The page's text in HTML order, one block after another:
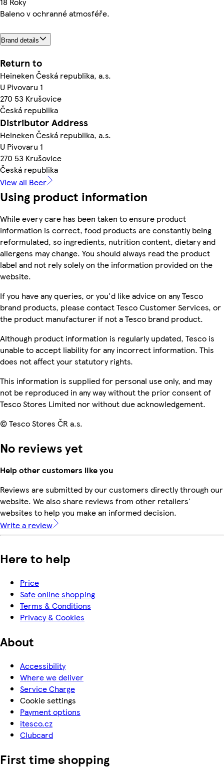
Baleno v ochranné atmosféře.
Brand details
Return to
Heineken Česká republika, a.s.
U Pivovaru 1
270 53 Krušovice
Česká republika
Distributor Address
Heineken Česká republika, a.s.
U Pivovaru 1
270 53 Krušovice
Česká republika
View all Beer
Using product information
While every care has been taken to ensure product
information is correct, food products are constantly being
reformulated, so ingredients, nutrition content, dietary and
allergens may change. You should always read the product
label and not rely solely on the information provided on the
website.
If you have any queries, or you'd like advice on any Tesco
brand products, please contact Tesco Customer Services, or
the product manufacturer if not a Tesco brand product.
Although product information is regularly updated, Tesco is
unable to accept liability for any incorrect information. This
does not affect your statutory rights.
This information is supplied for personal use only, and may
not be reproduced in any way without the prior consent of
Tesco Stores Limited nor without due acknowledgement.
© Tesco Stores ČR a.s.
No reviews yet
Help other customers like you
Reviews are submitted by our customers directly through our
website. We also share reviews from other retailers'
websites to help you make an informed decision.
Write a review
Here to help
Price
Safe online shopping
Terms & Conditions
Privacy & Cookies
About
Accessibility
Where we deliver
Service Charge
Cookie settings
Payment options
itesco.cz
Clubcard
First time shopping